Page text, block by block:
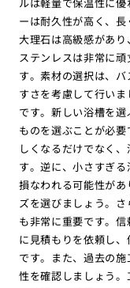
ーは耐久性が高く、
大理石は高級感があり
ステンレスは非常に
す。素材の選択は、
すさを考慮して行い
です。新しい浴槽を
ものを選ぶことが必
しくなるだけでなく
す。逆に、小さすぎ
損なわれる可能性が
ズを選びましょう。さ
も非常に重要です。
に見積もりを依頼し
です。また、過去の
性を確認しましょう